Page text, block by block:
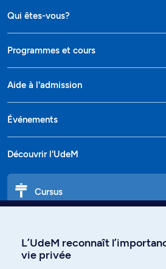
Qui êtes-vous?
Programmes et cours
Aide à l'admission
Événements
Découvrir l'UdeM
Cursus
L’UdeM reconnaît
vie privée